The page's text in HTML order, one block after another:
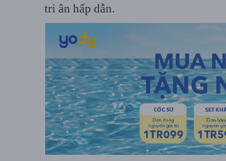
tri ân hấp dẫn.